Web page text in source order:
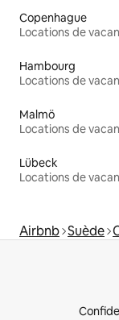
Copenhague
Locations de
Hambourg
Locations de
Malmö
Locations de
Lübeck
Locations de
Airbnb Suède